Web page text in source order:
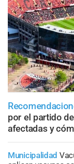
por el partido
afectadas y
Municipalidad